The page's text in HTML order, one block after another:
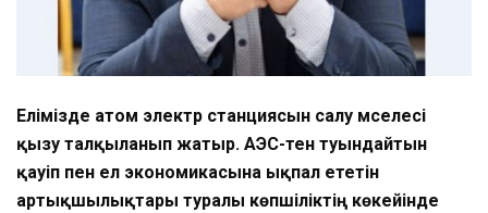
Елімізде атом электр станциясын салу мәселесі
қызу талқыланып жатыр. АЭС-тен туындайтын
қауіп пен ел экономикасына ықпал ететін
артықшылықтары туралы көпшіліктің көкейінде